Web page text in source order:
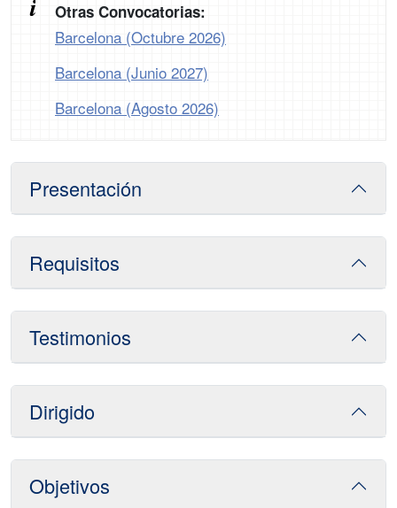
Otras Convocatorias:
Barcelona (Octubre 2026)
Barcelona (Junio 2027)
Barcelona (Agosto 2026)
Presentación
Requisitos
Testimonios
Dirigido
Objetivos